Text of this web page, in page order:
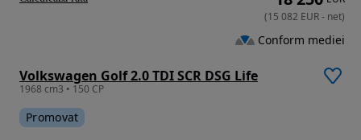
Volkswagen Golf 2.0 TDI SCR DSG Life
1968 cm3 • 150 CP
Promovat
(15 082 EUR- net)
Conform mediei